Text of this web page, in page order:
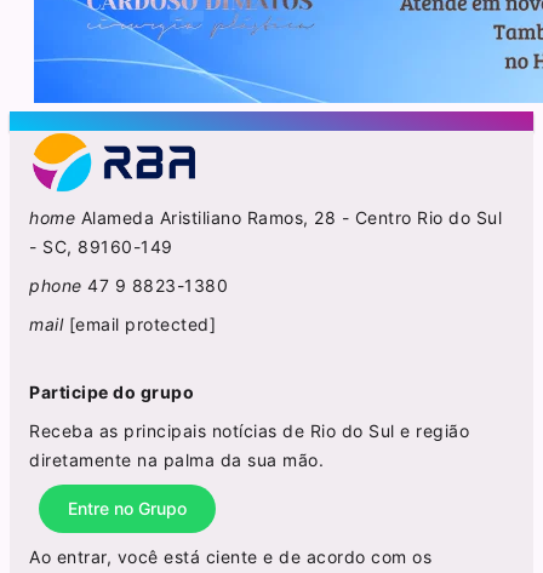
home Alameda Aristiliano Ramos, 28 - Centro Rio do Sul
- SC, 89160-149
phone 47 9 8823-1380
mail [email protected]
Participe do grupo
Receba as principais notícias de Rio do Sul e região
diretamente na palma da sua mão.
Entre no Grupo
Ao entrar, você está ciente e de acordo com os